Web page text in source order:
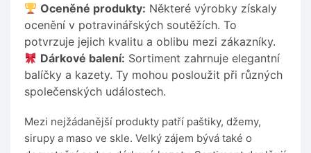
Oceněné produkty: Některé výrobky získaly
ocenění v potravinářských soutěžích. To
potvrzuje jejich kvalitu a oblibu mezi zákazníky.
Dárkové balení: Sortiment zahrnuje elegantní
balíčky a kazety. Ty mohou posloužit při různých
společenských událostech.
Mezi nejžádanější produkty patří paštiky, džemy,
sirupy a maso ve skle. Velký zájem bývá také o